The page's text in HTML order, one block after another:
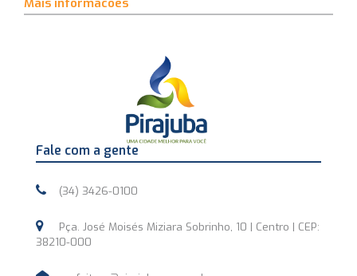
Mais informacoes
Fale com a gente
(34) 3426-0100
Pça. José Moisés Miziara Sobrinho, 10 | Centro | CEP:
38210-000